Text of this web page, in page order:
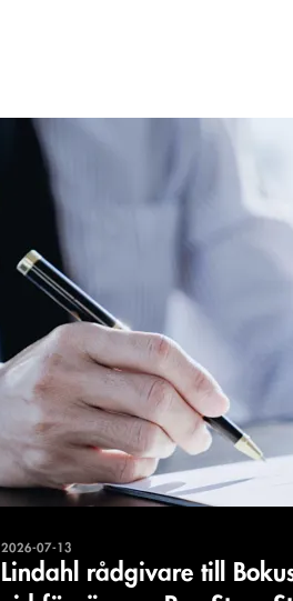
2026-07-13
Lindahl rådgivare till